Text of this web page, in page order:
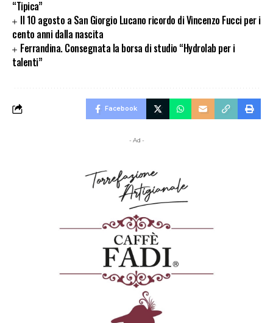
“Tipica”
Il 10 agosto a San Giorgio Lucano ricordo di Vincenzo Fucci per i
cento anni dalla nascita
Ferrandina. Consegnata la borsa di studio “Hydrolab per i
talenti”
Facebook
- Ad -